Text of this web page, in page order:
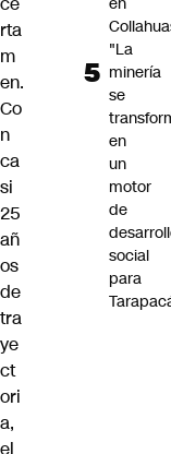
rta
m
en.
Co
n
ca
si
25
añ
os
de
tra
ye
ct
ori
a,
el
"La
minería
se
en
un
motor
de
social
para